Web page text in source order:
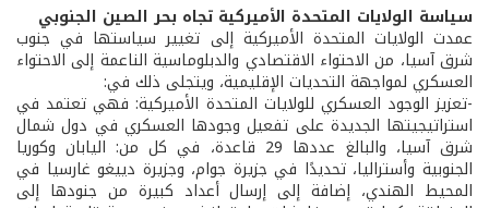
سياسة الولايات المتحدة الأميركية تجاه بحر الصين الجنوبي
عمدت الولايات المتحدة الأميركية إلى تغيير سياستها في جنوب
شرق آسيا، من الاحتواء الاقتصادي والدبلوماسية الناعمة إلى الاحتواء
العسكري لمواجهة التحديات الإقليمية، ويتجلى ذلك في:
-تعزيز الوجود العسكري للولايات المتحدة الأميركية: فهي تعتمد في
استراتيجيتها الجديدة على تفعيل وجودها العسكري في دول شمال
شرق آسيا، والبالغ عددها 29 قاعدة، في كل من: اليابان وكوريا
الجنوبية وأستراليا، تحديدًا في جزيرة جوام، وجزيرة دييغو غارسيا في
المحيط الهندي، إضافة إلى إرسال أعداد كبيرة من جنودها إلى